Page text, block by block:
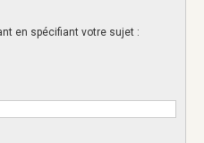
en spécifiant votre sujet :